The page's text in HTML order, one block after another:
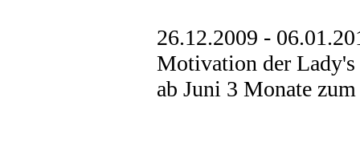
26.12.2009 -
Motivation der
ab Juni 3 Monate